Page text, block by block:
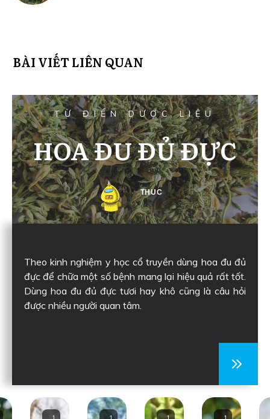
BÀI VIẾT LIÊN QUAN
TỪ ĐIỂN DƯỢC LIỆU
HOA ĐU ĐỦ ĐỰC
THUC
Theo kinh nghiệm y học cổ truyền dùng hoa đu đủ
đực để chữa một số bệnh mang lại hiệu quả rất tốt.
Dùng hoa đu đủ đực tươi hay khô cũng là câu hỏi
được nhiều người quan tâm.